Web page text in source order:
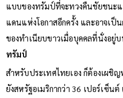
แบบของทรัมป์ที่จะทวงคืนชัยชนะ
แดนแห่งโอกาสอีกครั้ง และอาจเป็
ของทำเนียบขาวเมื่อบุคคลที่นั่งอยู่
ทรัมป์
สำหรับประเทศไทยเอง ก็ต้องเผชิ
ยังสหรัฐอเมริกากว่า 36 เปอร์เซ็น